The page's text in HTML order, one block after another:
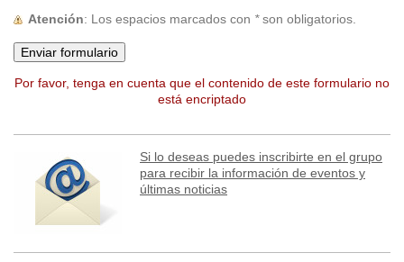
Atención : Los espacios marcados con *son obligatorios.
Por favor, tenga en cuenta que el contenido de este formulario no
está encriptado
Si lo deseas puedes inscribirte en el grupo
para recibir la información de eventos y
últimas noticias